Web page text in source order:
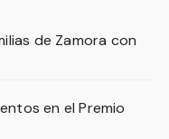
de Zamora con
en el Premio